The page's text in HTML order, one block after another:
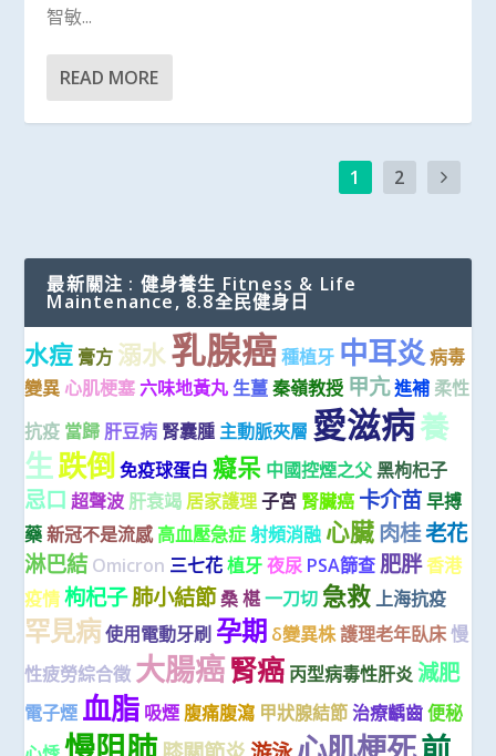
智敏...
READ MORE
1 2
最新關注 : 健身養生 Fitness & Life
Maintenance, 8.8全民健身日
水痘 膏方 溺水乳腺癌 種植牙 中耳炎病毒
變異 心肌梗塞 六味地黃丸 生薑 秦嶺教授 甲亢進補 柔性
抗疫 當歸 肝豆病 腎囊腫 主動脈夾層 愛滋病養
生跌倒 免疫球蛋白 癡呆 中國控煙之父 黑枸杞子
忌口 超聲波 肝衰竭 居家護理 子宮 腎臟癌 卡介苗 早搏
藥 新冠不是流感 高血壓急症 射頻消融 心臟肉桂老花
淋巴結 Omicron 三七花 植牙 夜尿 PSA篩查 肥胖香港
疫情 枸杞子肺小結節桑 椹 一刀切 急救 上海抗疫
罕見病使用電動牙刷 孕期 δ變異株護理老年臥床 慢
性疲勞綜合徵 大腸癌腎癌 丙型病毒性肝炎 減肥
電子煙 血脂 吸煙 腹痛腹瀉 甲狀腺結節 治療齲齒 便秘